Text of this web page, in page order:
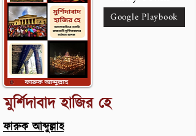
Google Playbook
মুর্শিদাবাদ হাজির হে
ফারুক আব্দুল্লাহ